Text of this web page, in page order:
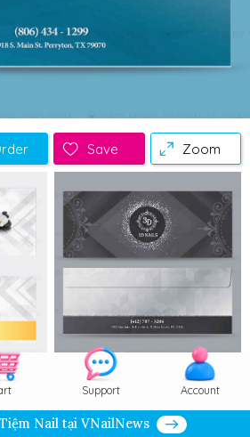
Save Zoom
Support Account
Nail tại VNailNews